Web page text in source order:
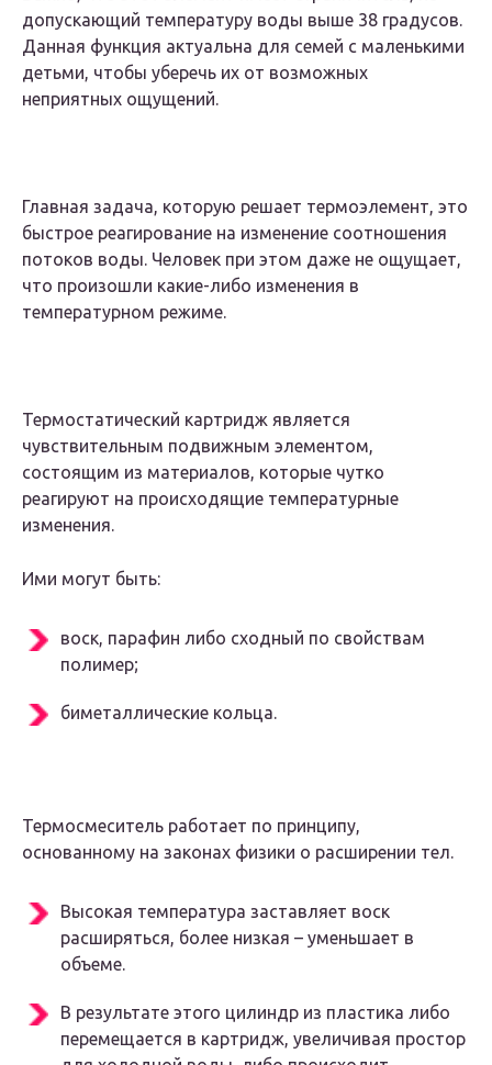
допускающий температуру воды выше 38 градусов.
Данная функция актуальна для семей с маленькими
детьми, чтобы уберечь их от возможных
неприятных ощущений.
Главная задача, которую решает термоэлемент, это
быстрое реагирование на изменение соотношения
потоков воды. Человек при этом даже не ощущает,
что произошли какие-либо изменения в
температурном режиме.
Термостатический картридж является
чувствительным подвижным элементом,
состоящим из материалов, которые чутко
реагируют на происходящие температурные
изменения.
Ими могут быть:
воск, парафин либо сходный по свойствам
полимер;
биметаллические кольца.
Термосмеситель работает по принципу,
основанному на законах физики о расширении тел.
Высокая температура заставляет воск
расширяться, более низкая – уменьшает в
объеме.
В результате этого цилиндр из пластика либо
перемещается в картридж, увеличивая простор